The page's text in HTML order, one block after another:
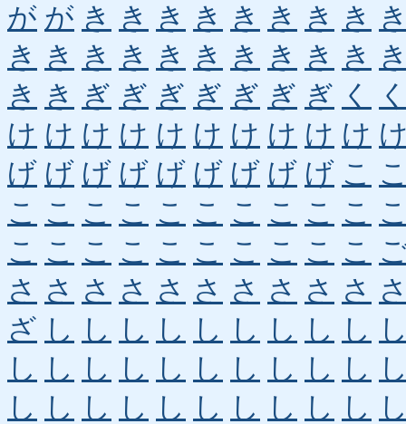
が が き き き き き き き き
き き き き き き き き き き
き き ぎ ぎ ぎ ぎ ぎ ぎ ぎ く
け け け け け け け け け け
げ げ げ げ げ げ げ げ げ こ
こ こ こ こ こ こ こ こ こ こ
こ こ こ こ こ こ こ こ こ こ
さ さ さ さ さ さ さ さ さ さ
ざ し し し し し し し し し
し し し し し し し し し し
し し し し し し し し し し